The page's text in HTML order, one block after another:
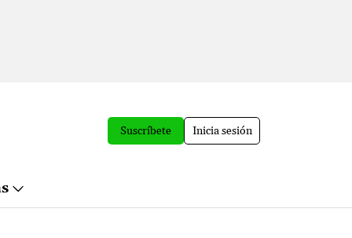
Suscríbete Inicia sesión